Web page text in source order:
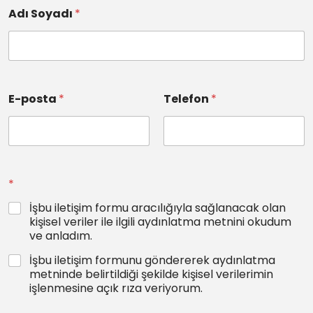
Adı Soyadı *
E-posta * Telefon *
*
İşbu iletişim formu aracılığıyla sağlanacak olan
kişisel veriler ile ilgili aydınlatma metnini okudum
ve anladım.
İşbu iletişim formunu göndererek aydınlatma
metninde belirtildiği şekilde kişisel verilerimin
işlenmesine açık rıza veriyorum.